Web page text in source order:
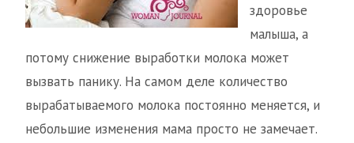
здоровье
малыша, а
потому снижение выработки молока может
вызвать панику. На самом деле количество
вырабатываемого молока постоянно меняется, и
небольшие изменения мама просто не замечает.